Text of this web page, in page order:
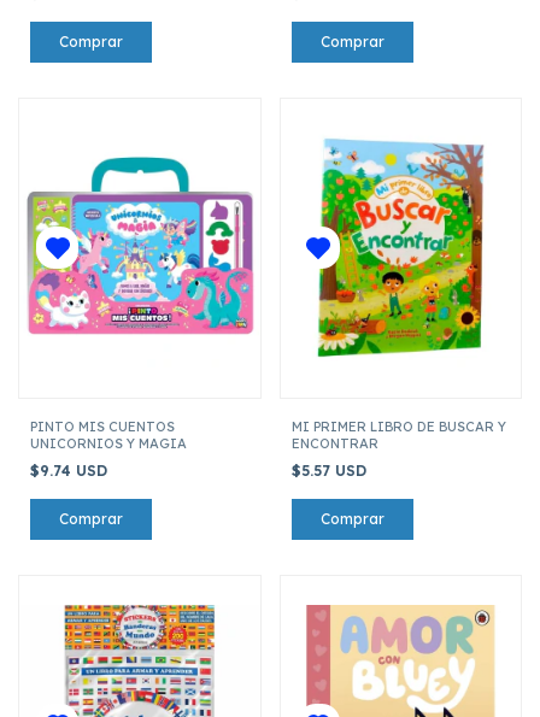
PINTO MIS CUENTOS
UNICORNIOS Y MAGIA
$9.74 USD
MI PRIMER LIBRO DE BUSCAR Y
ENCONTRAR
$5.57 USD